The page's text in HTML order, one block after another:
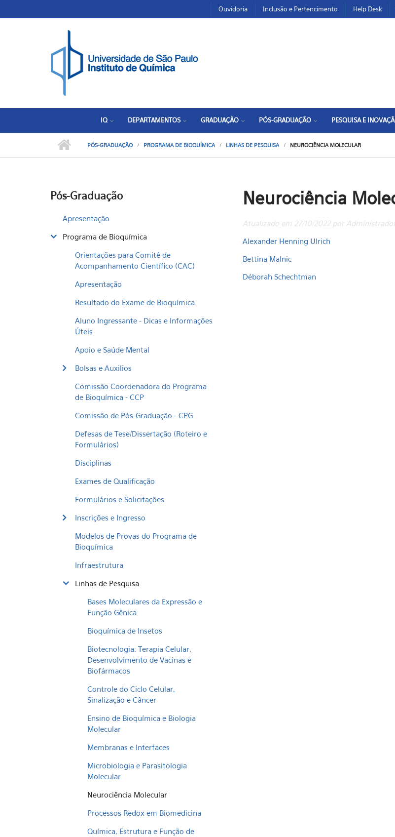
Ouvidoria Inclusão e Pertencimento Help Desk
IQ DEPARTAMENTOS GRADUAÇÃO PÓS-GRADUAÇÃO PESQUISA E
PÓS-GRADUAÇÃO PROGRAMA DE BIOQUÍMICA LINHAS DE PESQUISA NEUROCIÊNCIA MOLECULAR
Pós-Graduação
Apresentação
Programa de Bioquímica
Orientações para Comitê de
Acompanhamento Científico (CAC)
Apresentação
Resultado do Exame de Bioquímica
Aluno Ingressante - Dicas e Informações
Úteis
Apoio e Saúde Mental
Bolsas e Auxilios
Comissão Coordenadora do Programa
de Bioquímica - CCP
Comissão de Pós-Graduação - CPG
Defesas de Tese/Dissertação (Roteiro e
Formulários)
Disciplinas
Exames de Qualificação
Formulários e Solicitações
Inscrições e Ingresso
Modelos de Provas do Programa de
Bioquímica
Infraestrutura
Linhas de Pesquisa
Bases Moleculares da Expressão e
Função Gênica
Bioquímica de Insetos
Biotecnologia: Terapia Celular,
Desenvolvimento de Vacinas e
Biofármacos
Controle do Ciclo Celular,
Sinalização e Câncer
Ensino de Bioquímica e Biologia
Molecular
Membranas e Interfaces
Microbiologia e Parasitologia
Molecular
Neurociência Molecular
Processos Redox em Biomedicina
Química, Estrutura e Função de
Neurociência
Atualizado em 27/10/2022 por
Alexander Henning Ulrich
Bettina Malnic
Déborah Schechtman